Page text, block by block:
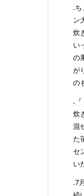
.
ン
炊
い
の
が
の
.『
炊
混
た
セ
い
.7